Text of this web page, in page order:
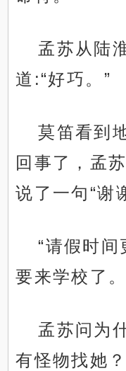
孟苏从陆
道:“好巧。”
莫笛看到
回事了，孟
说了一句“谢
“请假时间
要来学校了。
孟苏问为
有怪物找她